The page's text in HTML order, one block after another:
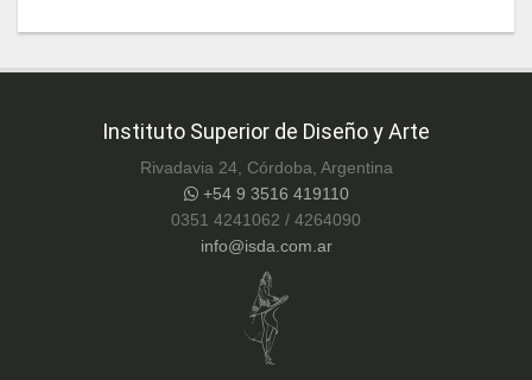
Instituto Superior de Diseño y Arte
Rivadavia 24, Córdoba, Argentina
+54 9 3516 419110
0351 4241062 / 4264090
info@isda.com.ar